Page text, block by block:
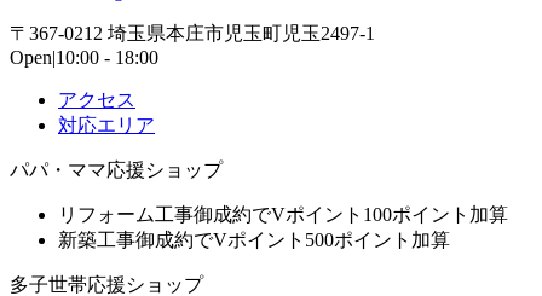
〒367-0212 埼玉県本庄市児玉町児玉2497-1
Open|10:00 - 18:00
アクセス
対応エリア
パパ・ママ応援ショップ
リフォーム工事御成約でVポイント100ポイント加算
新築工事御成約でVポイント500ポイント加算
多子世帯応援ショップ